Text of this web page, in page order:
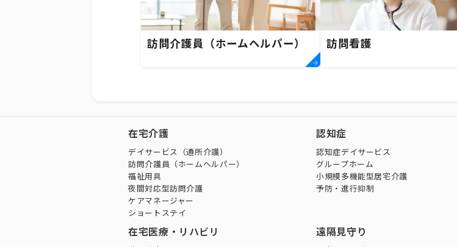
訪問介護員（ホームヘルパー） 訪問看護
在宅介護
デイサービス（通所介護）
訪問介護員（ホームヘルパー）
福祉用具
夜間対応型訪問介護
ケアマネージャー
ショートステイ
認知症
認知症デイサービス
グループホーム
小規模多機能型居宅介護
予防・進行抑制
在宅医療・リハビリ 遠隔見守り